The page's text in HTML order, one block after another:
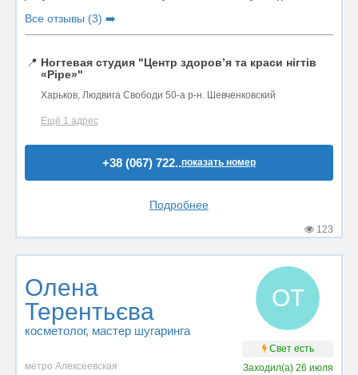
Все отзывы (3) ➡️
📍 Ногтевая студия "Центр здоров’я та краси нігтів
«Pipe»"
Харьков, Людвига Свободи 50-а р-н. Шевченковский
Ещё 1 адрес
+38 (067) 722..показать номер
Подробнее
123
Oлена
Терентьєва
косметолог, мастер шугаринга
OТ
Свет есть
метро Алексеевская
Заходил(а) 26 июля